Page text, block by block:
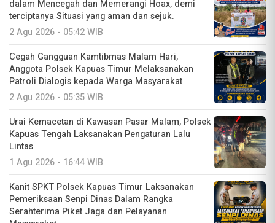
dalam Mencegah dan Memerangi Hoax, demi
terciptanya Situasi yang aman dan sejuk.
2 Agu 2026 - 05:42 WIB
Cegah Gangguan Kamtibmas Malam Hari,
Anggota Polsek Kapuas Timur Melaksanakan
Patroli Dialogis kepada Warga Masyarakat
2 Agu 2026 - 05:35 WIB
Urai Kemacetan di Kawasan Pasar Malam, Polsek
Kapuas Tengah Laksanakan Pengaturan Lalu
Lintas
1 Agu 2026 - 16:44 WIB
Kanit SPKT Polsek Kapuas Timur Laksanakan
Pemeriksaan Senpi Dinas Dalam Rangka
Serahterima Piket Jaga dan Pelayanan